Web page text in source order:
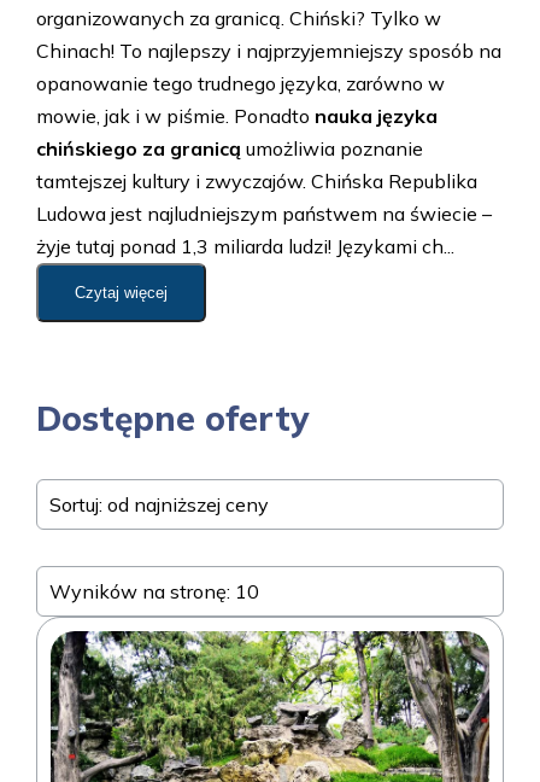
organizowanych za granicą. Chiński? Tylko w
Chinach! To najlepszy i najprzyjemniejszy sposób na
opanowanie tego trudnego języka, zarówno w
mowie, jak i w piśmie. Ponadto nauka języka
chińskiego za granicą umożliwia poznanie
tamtejszej kultury i zwyczajów. Chińska Republika
Ludowa jest najludniejszym państwem na świecie –
żyje tutaj ponad 1,3 miliarda ludzi! Językami ch...
Czytaj więcej
Dostępne oferty
Sortuj: od najniższej ceny
Wyników na stronę: 10